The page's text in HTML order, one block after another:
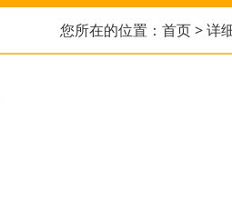
您所在的位置： 首页> 详